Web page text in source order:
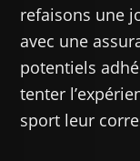
refaisons une
avec une
potentiels
tenter
sport leur